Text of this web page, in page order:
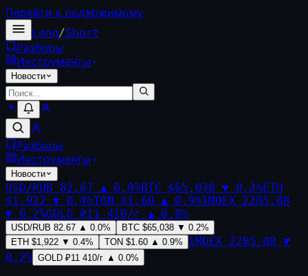
Перейти к содержимому
Long/Short
Разборы
Инструменты
Новости
Разборы
Инструменты
Новости
USD/RUB 82.67 ▲ 0.0%BTC $65,038 ▼ 0.2%ETH
$1,922 ▼ 0.4%TON $1.60 ▲ 0.9%IMOEX 2285.88
▼ 0.2%GOLD ₽11 410/г ▲ 0.0%
USD/RUB 82.67 ▲ 0.0% BTC $65,038 ▼ 0.2%
ETH $1,922 ▼ 0.4% TON $1.60 ▲ 0.9% IMOEX 2285.88 ▼
0.2% GOLD ₽11 410/г ▲ 0.0%